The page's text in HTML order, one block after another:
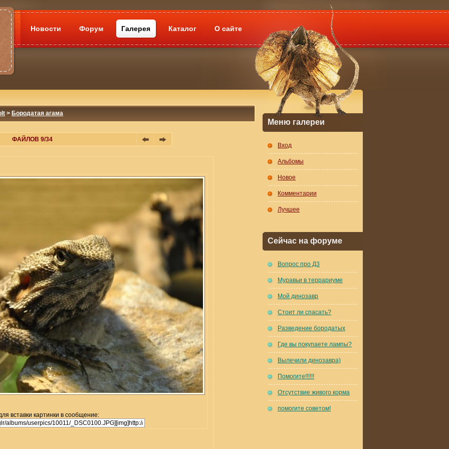
Новости Форум Галерея Каталог О сайте
> Бородатая агама
ФАЙЛОВ 9/34
вставки картинки в сообщение:
Меню галереи
Вход
Альбомы
Новое
Комментарии
Лучшее
Сейчас на форуме
Вопрос про Д3
Муравьи в террариуме
Мой динозавр
Стоит ли спасать?
Разведение бородатых
Где вы покупаете лампы?
Вылечили динозавра)
Помогите!!!!!!
Отсутствие живого корма
помогите советом!